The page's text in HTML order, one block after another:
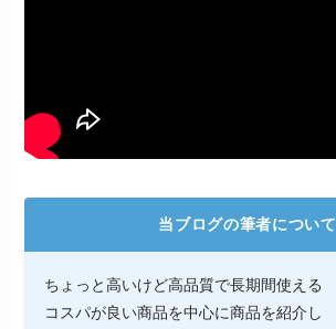
当ブログの筆者について
ちょっと高いけど高品質で長期間使える
コスパが良い商品を中心に商品を紹介し